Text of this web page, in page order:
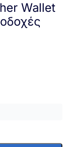
Wallet